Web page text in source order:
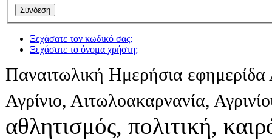
Ξεχάσατε τον κωδικό σας;
Ξεχάσατε το όνομα χρήστη;
Παναιτωλική Ημερήσια εφημερίδα
Αγρίνιο, Αιτωλοακαρνανία,
αθλητισμός, πολιτική,